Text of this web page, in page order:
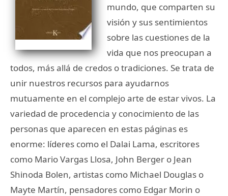
mundo, que comparten su
visión y sus sentimientos
sobre las cuestiones de la
vida que nos preocupan a
todos, más allá de credos o tradiciones. Se trata de
unir nuestros recursos para ayudarnos
mutuamente en el complejo arte de estar vivos. La
variedad de procedencia y conocimiento de las
personas que aparecen en estas páginas es
enorme: líderes como el Dalai Lama, escritores
como Mario Vargas Llosa, John Berger o Jean
Shinoda Bolen, artistas como Michael Douglas o
Mayte Martín, pensadores como Edgar Morin o